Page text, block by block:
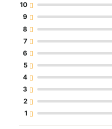
10
9
8
7
6
5
4
3
2
1